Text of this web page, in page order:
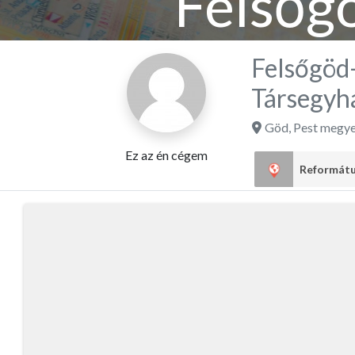
Ez az én cégem
Göd, Pest